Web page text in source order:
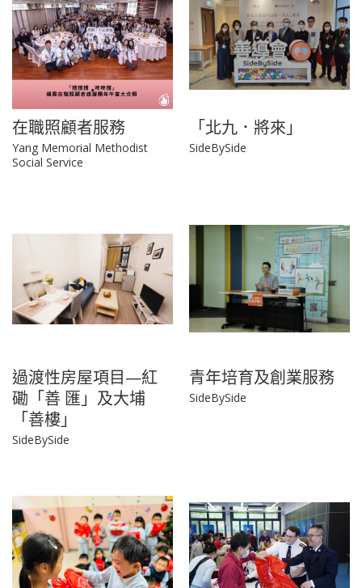
在職照顧者服務
Yang Memorial Methodist
Social Service
「北九．將來」
SideBySide
過渡性房屋項目—紅
磡「善 匯」及大埔
「善樓」
SideBySide
青年培育及創業服務
SideBySide